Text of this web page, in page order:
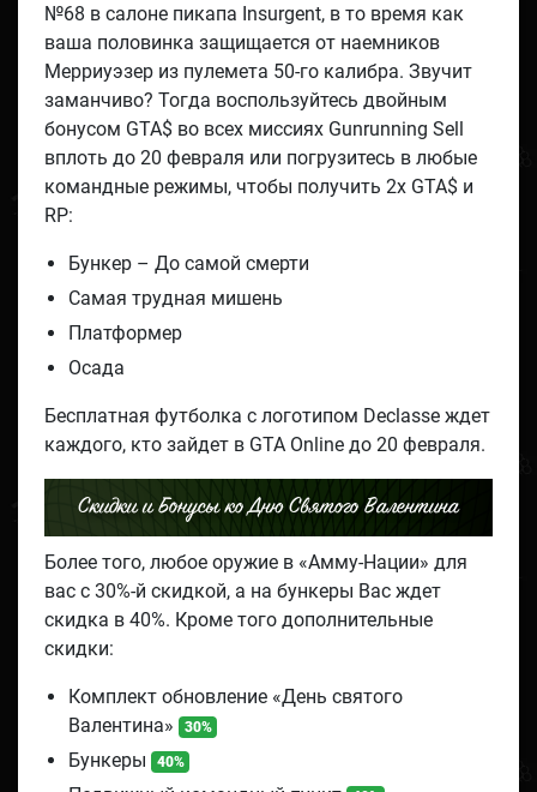
№68 в салоне пикапа Insurgent, в то время как
ваша половинка защищается от наемников
Мерриуэзер из пулемета 50-го калибра. Звучит
заманчиво? Тогда воспользуйтесь двойным
бонусом GTA$ во всех миссиях Gunrunning Sell
вплоть до 20 февраля или погрузитесь в любые
командные режимы, чтобы получить 2х GTA$ и
RP:
Бункер – До самой смерти
Самая трудная мишень
Платформер
Осада
Бесплатная футболка с логотипом Declasse ждет
каждого, кто зайдет в GTA Online до 20 февраля.
Скидки и Бонусы ко Дню Святого Валентина
Более того, любое оружие в «Амму-Нации» для
вас с 30%-й скидкой, а на бункеры Вас ждет
скидка в 40%. Кроме того дополнительные
скидки:
Комплект обновление «День святого
Валентина»
30%
Бункеры 40%